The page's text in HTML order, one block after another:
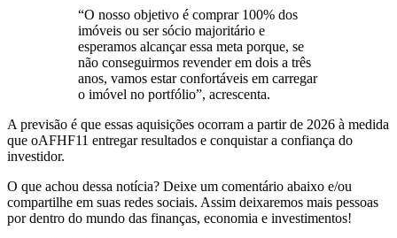
“O nosso objetivo é comprar 100% dos
imóveis ou ser sócio majoritário e
esperamos alcançar essa meta porque, se
não conseguirmos revender em dois a três
anos, vamos estar confortáveis em carregar
o imóvel no portfólio”, acrescenta.
A previsão é que essas aquisições ocorram a partir de 2026 à medida
que oAFHF11 entregar resultados e conquistar a confiança do
investidor.
O que achou dessa notícia? Deixe um comentário abaixo e/ou
compartilhe em suas redes sociais. Assim deixaremos mais pessoas
por dentro do mundo das finanças, economia e investimentos!